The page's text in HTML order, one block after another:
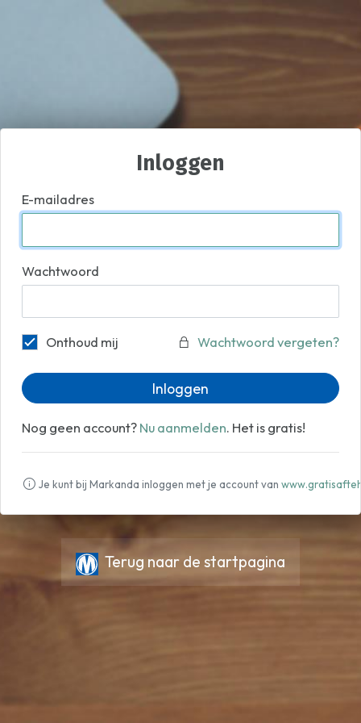
Inloggen
E-mailadres
Wachtwoord
Wachtwoord vergeten?
Onthoud mij
Inloggen
Nog geen account? Nu aanmelden. Het is gratis!
Je kunt bij Markanda inloggen met je account van
Terug naar de startpagina